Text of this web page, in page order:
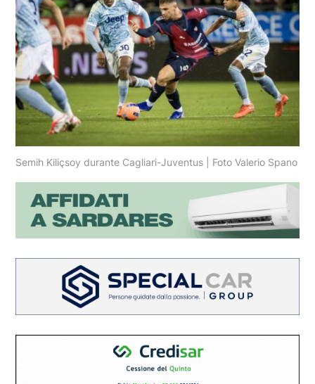
Semih Kiliçsoy durante Cagliari-Juventus | Foto Valerio Spano